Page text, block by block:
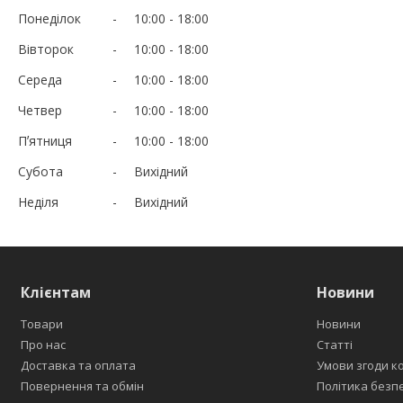
Понеділок 10:00
18:00
Вівторок
10:00
18:00
Середа
10:00
18:00
Четвер
10:00
18:00
Пʼятниця
10:00
18:00
Субота
Вихідний
Неділя
Вихідний
Клієнтам
Товари
Про нас
Доставка та оплата
Повернення та обмін
Новини
Новини
Статті
Умови згоди
Політика